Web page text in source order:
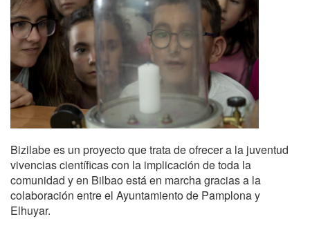
Bizilabe es un proyecto que trata de ofrecer a la juventud
vivencias científicas con la implicación de toda la
comunidad y en Bilbao está en marcha gracias a la
colaboración entre el Ayuntamiento de Pamplona y
Elhuyar.